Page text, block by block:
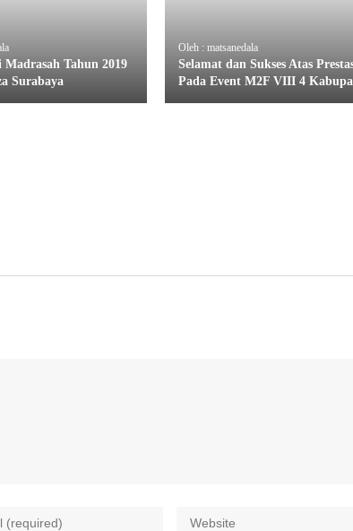
Tahun 2019
Surabaya
Oleh : matsanedala
Selamat dan Sukses Atas
Pada Event M2F VIII 4